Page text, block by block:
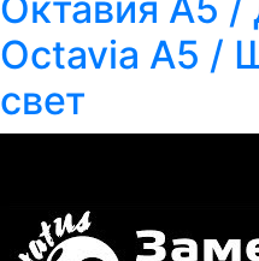
Octavia A5 /
свет